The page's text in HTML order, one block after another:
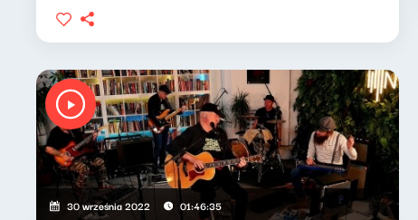
30 września 2022 01:46:35